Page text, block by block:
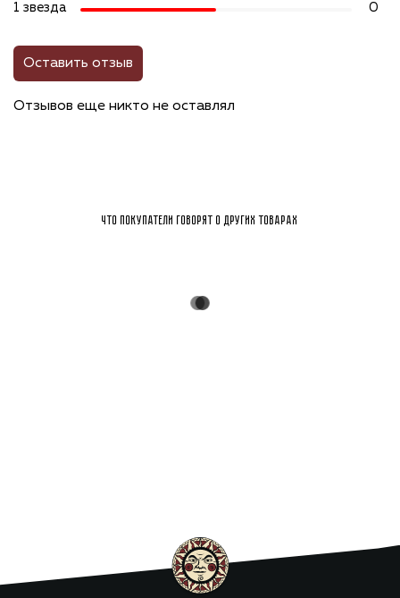
Отзывов еще никто не оставлял
1 звезда 0
Оставить отзыв
Что покупатели говорят о других товарах